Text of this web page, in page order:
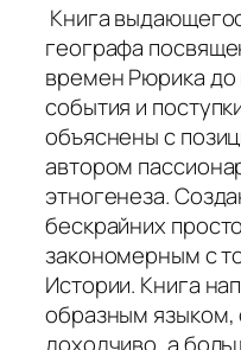
Книга
географа
времен Рюрика до
события и
объяснены с
автором
этногенеза.
бескрайних
закономерным с
Истории. Книга
образным языком,